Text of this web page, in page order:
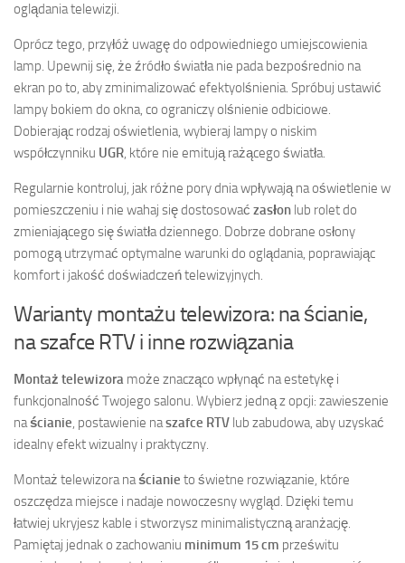
oglądania telewizji.
Oprócz tego, przyłóż uwagę do odpowiedniego umiejscowienia
lamp. Upewnij się, że źródło światła nie pada bezpośrednio na
ekran po to, aby zminimalizować efektyolśnienia. Spróbuj ustawić
lampy bokiem do okna, co ograniczy olśnienie odbiciowe.
Dobierając rodzaj oświetlenia, wybieraj lampy o niskim
współczynniku UGR, które nie emitują rażącego światła.
Regularnie kontroluj, jak różne pory dnia wpływają na oświetlenie w
pomieszczeniu i nie wahaj się dostosować zasłon lub rolet do
zmieniającego się światła dziennego. Dobrze dobrane osłony
pomogą utrzymać optymalne warunki do oglądania, poprawiając
komfort i jakość doświadczeń telewizyjnych.
Warianty montażu telewizora: na ścianie,
na szafce RTV i inne rozwiązania
Montaż telewizora może znacząco wpłynąć na estetykę i
funkcjonalność Twojego salonu. Wybierz jedną z opcji: zawieszenie
naścianie, postawienie naszafce RTV lub zabudowa, aby uzyskać
idealny efekt wizualny i praktyczny.
Montaż telewizora naścianie to świetne rozwiązanie, które
oszczędza miejsce i nadaje nowoczesny wygląd. Dzięki temu
łatwiej ukryjesz kable i stworzysz minimalistyczną aranżację.
Pamiętaj jednak o zachowaniu minimum 15 cm prześwitu